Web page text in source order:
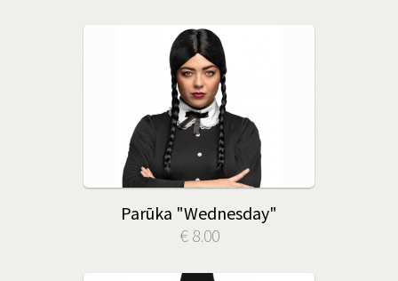
Parūka "Wednesday"
€ 8.00